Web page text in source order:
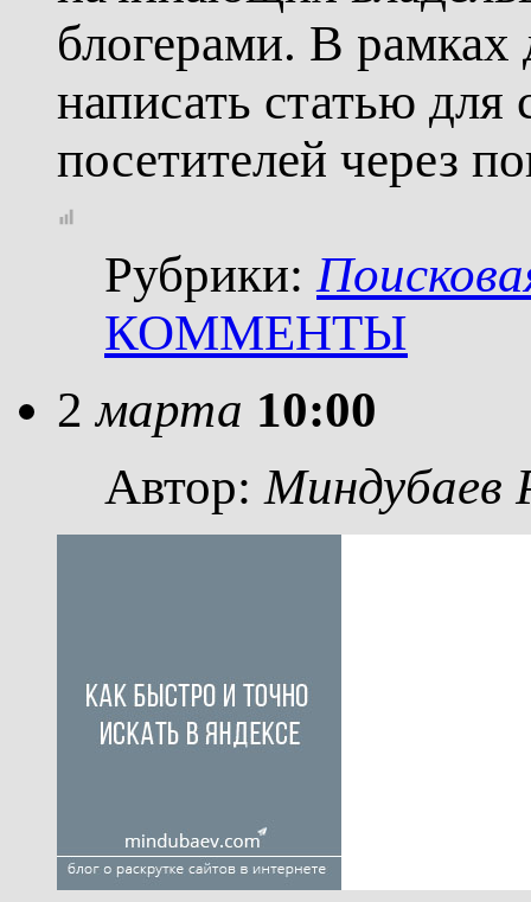
блогерами. В
написать статью для
посетителей через
Рубрики:
КОММЕНТЫ
2 марта 10:00
Автор: Миндубаев